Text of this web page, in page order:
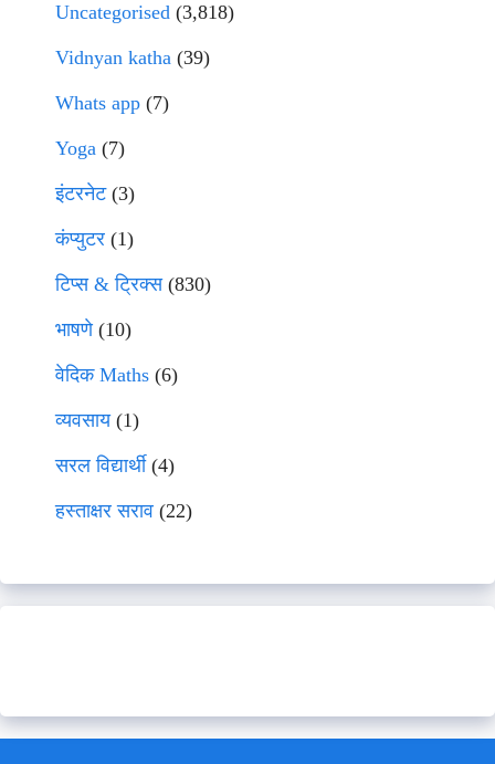
Uncategorised (3,818)
Vidnyan katha (39)
Whats app (7)
Yoga (7)
इंटरनेट(3)
कंप्युटर (1)
टिप्स & ट्रिक्स(830)
भाषणे(10)
वेदिक Maths (6)
व्यवसाय(1)
सरल विद्यार्थी(4)
हस्ताक्षर सराव (22)